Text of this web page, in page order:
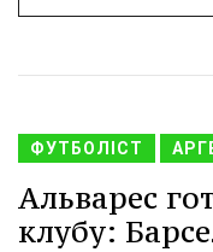
ФУТБОЛІСТ
Альварес
клубу: